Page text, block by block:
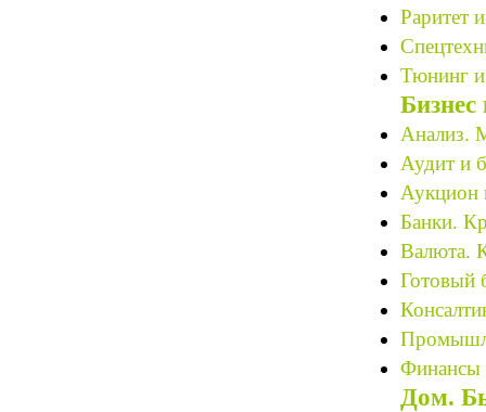
Раритет
Тюнинг
Анализ.
Аудит и
Аукцион
Банки.
Валюта.
Готовый
Финансы
Дом.